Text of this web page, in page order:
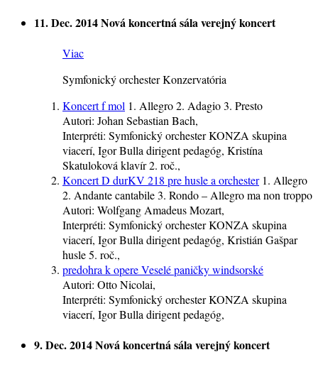
11. Dec. 2014Nová koncertná sálaverejný koncert
Viac
Symfonický orchester Konzervatória
Koncert f mol 1. Allegro 2. Adagio 3. Presto
Autori: Johan Sebastian Bach,
Interpréti: Symfonický orchester KONZA skupina
viacerí, Igor Bulla dirigentpedagóg, Kristína
Skatuloková klavír2. roč.,
Koncert D durKV 218 pre husle a orchester 1. Allegro
2. Andante cantabile 3. Rondo – Allegro ma non troppo
Autori: Wolfgang Amadeus Mozart,
Interpréti: Symfonický orchester KONZA skupina
viacerí, Igor Bulla dirigentpedagóg, Kristián Gašpar
husle5. roč.,
predohra k opere Veselé paničky windsorské
Autori: Otto Nicolai,
Interpréti: Symfonický orchester KONZA skupina
viacerí, Igor Bulla dirigentpedagóg,
9. Dec. 2014Nová koncertná sálaverejný koncert